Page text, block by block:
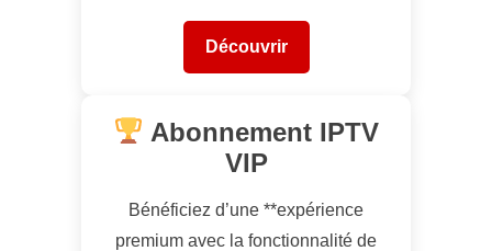
Découvrir
Abonnement IPTV
VIP
Bénéficiez d’une **expérience
premium avec la fonctionnalité de